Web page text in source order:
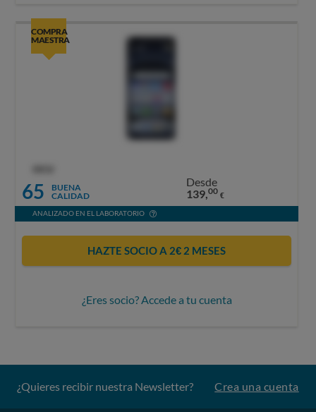
COMPRA
MAESTRA
65
BUENA
CALIDAD
Desde
139,00 €
ANALIZADO EN EL LABORATORIO
HAZTE SOCIO A 2€ 2 MESES
¿Eres socio? Accede a tu cuenta
¿Quieres recibir nuestra Newsletter? Crea una cuenta